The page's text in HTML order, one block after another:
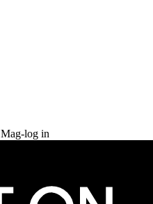
Mag-log in